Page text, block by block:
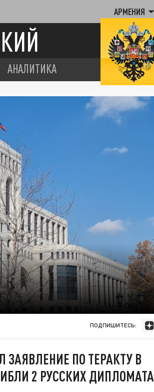
АРМЕНИЯ
АНАЛИТИКА
ПОДПИШИТЕСЬ:
ПО ТЕРАКТУ В
2 РУССКИХ ДИПЛОМАТА